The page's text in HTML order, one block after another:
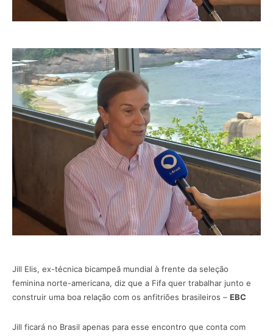
Jill Elis, ex-técnica bicampeã mundial à frente da seleção
feminina norte-americana, diz que a Fifa quer trabalhar junto e
construir uma boa relação com os anfitriões brasileiros – EBC
Jill ficará no Brasil apenas para esse encontro que conta com